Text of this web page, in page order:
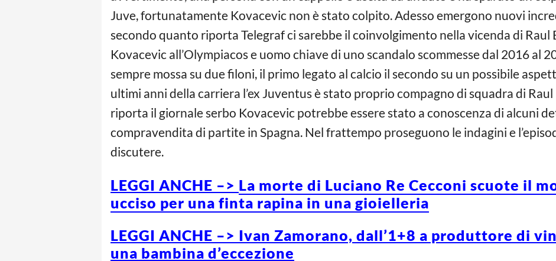
Juve, fortunatamente Kovacevic non è stato colpito. Adesso emergono nuovi
secondo quanto riporta Telegraf ci sarebbe il coinvolgimento nella vicenda di Raul
Kovacevic all’Olympiacos e uomo chiave di uno scandalo scommesse dal 2016 al
sempre mossa su due filoni, il primo legato al calcio il secondo su un possibile
ultimi anni della carriera l’ex Juventus è stato proprio compagno di squadra di
riporta il giornale serbo Kovacevic potrebbe essere stato a conoscenza di alcuni
compravendita di partite in Spagna. Nel frattempo proseguono le indagini e
discutere.
LEGGI ANCHE –> La morte di Luciano Re Cecconi scuote il
ucciso per una finta rapina in una gioielleria
LEGGI ANCHE –> Ivan Zamorano, dall’1+8 a produttore di
una bambina d’eccezione